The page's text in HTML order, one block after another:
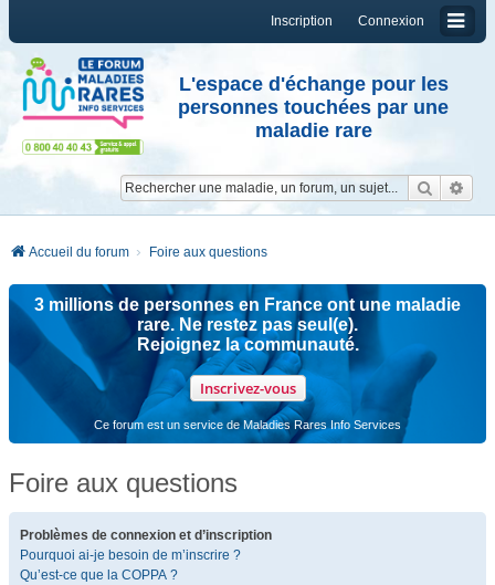
Connexion
Inscription
L'espace d'échange pour les
personnes touchées par une
maladie rare
Accueil du forum Foire aux questions
3 millions de personnes en France ont une maladie
rare. Ne restez pas seul(e).
Rejoignez la communauté.
Inscrivez-vous
Ce forum est un service de Maladies Rares Info Services
Foire aux questions
Problèmes de connexion et d’inscription
Pourquoi ai-je besoin de m’inscrire ?
Qu’est-ce que la COPPA ?